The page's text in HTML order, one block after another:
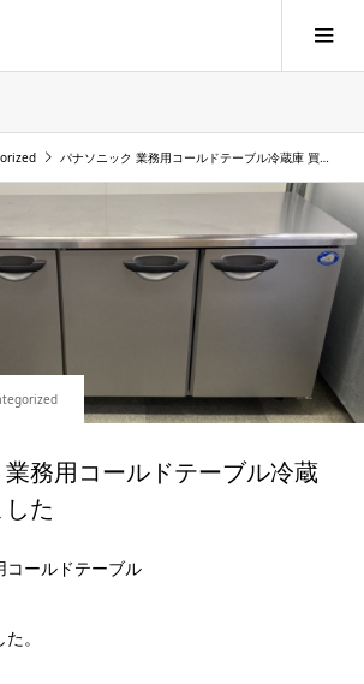
パナソニック 業務用コールドテーブル冷蔵庫 買い取りました
務用コールドテーブル冷蔵
た
コールドテーブル
。